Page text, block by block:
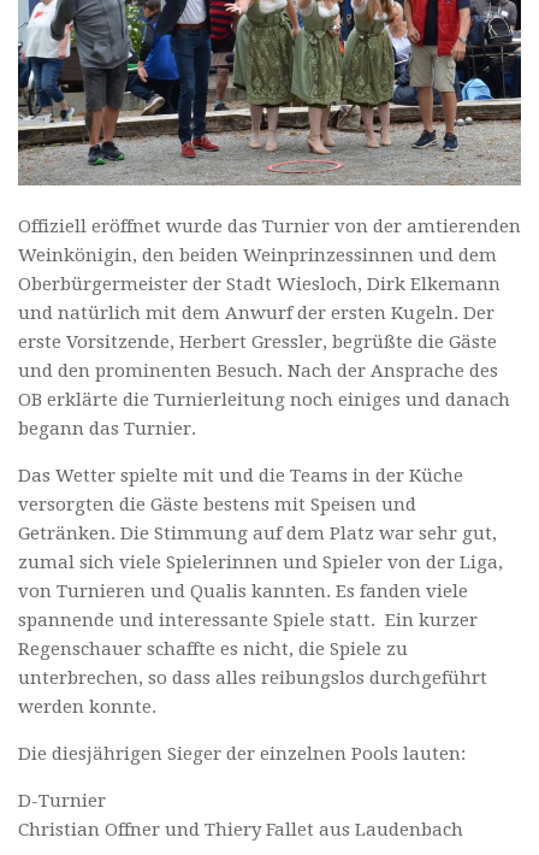
Offiziell eröffnet wurde das Turnier von der amtierenden
Weinkönigin, den beiden Weinprinzessinnen und dem
Oberbürgermeister der Stadt Wiesloch, Dirk Elkemann
und natürlich mit dem Anwurf der ersten Kugeln. Der
erste Vorsitzende, Herbert Gressler, begrüßte die Gäste
und den prominenten Besuch. Nach der Ansprache des
OB erklärte die Turnierleitung noch einiges und danach
begann das Turnier.
Das Wetter spielte mit und die Teams in der Küche
versorgten die Gäste bestens mit Speisen und
Getränken. Die Stimmung auf dem Platz war sehr gut,
zumal sich viele Spielerinnen und Spieler von der Liga,
von Turnieren und Qualis kannten. Es fanden viele
spannende und interessante Spiele statt. Ein kurzer
Regenschauer schaffte es nicht, die Spiele zu
unterbrechen, so dass alles reibungslos durchgeführt
werden konnte.
Die diesjährigen Sieger der einzelnen Pools lauten:
D-Turnier
Christian Offner und Thiery Fallet aus Laudenbach